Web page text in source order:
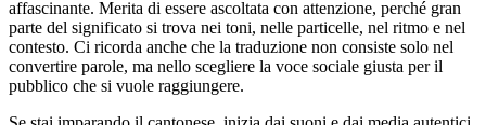
affascinante. Merita di essere ascoltata con attenzione, perché gran
parte del significato si trova nei toni, nelle particelle, nel ritmo e nel
contesto. Ci ricorda anche che la traduzione non consiste solo nel
convertire parole, ma nello scegliere la voce sociale giusta per il
pubblico che si vuole raggiungere.